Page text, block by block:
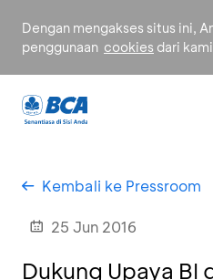
Dengan mengakses situs ini,
penggunaan cookies dari
Kembali ke Pressroom
25 Jun 2016
Dukung Upaya BI